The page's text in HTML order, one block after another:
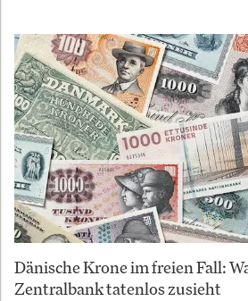
Dänische Krone im freien Fall:
Zentralbank tatenlos zusieht